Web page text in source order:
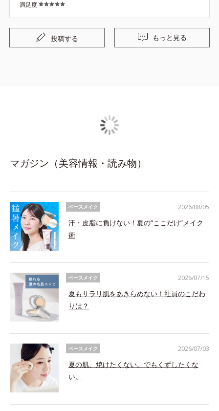
ら色を比べやすくて見やすい〜♫ 色番をペンで書き足して
オリジナルの色見本ができますよ！
満足度
投稿する もっと見る
マガジン（美容情報・読み物）
ベースメイク
汗・皮脂に負けない！夏の“ここだけ”メイク
術
2026/08/05
ベースメイク
夏もサラリ肌をあきらめない！社員のこだわ
りは？
2026/07/15
ベースメイク
夏の肌、焼けたくない。でもくずしたくな
い。
2026/07/03